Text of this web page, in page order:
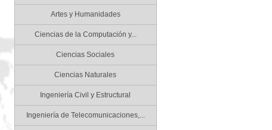
Artes y Humanidades
Ciencias de la Computación y...
Ciencias Sociales
Ciencias Naturales
Ingeniería Civil y Estructural
Ingeniería de Telecomunicaciones,...